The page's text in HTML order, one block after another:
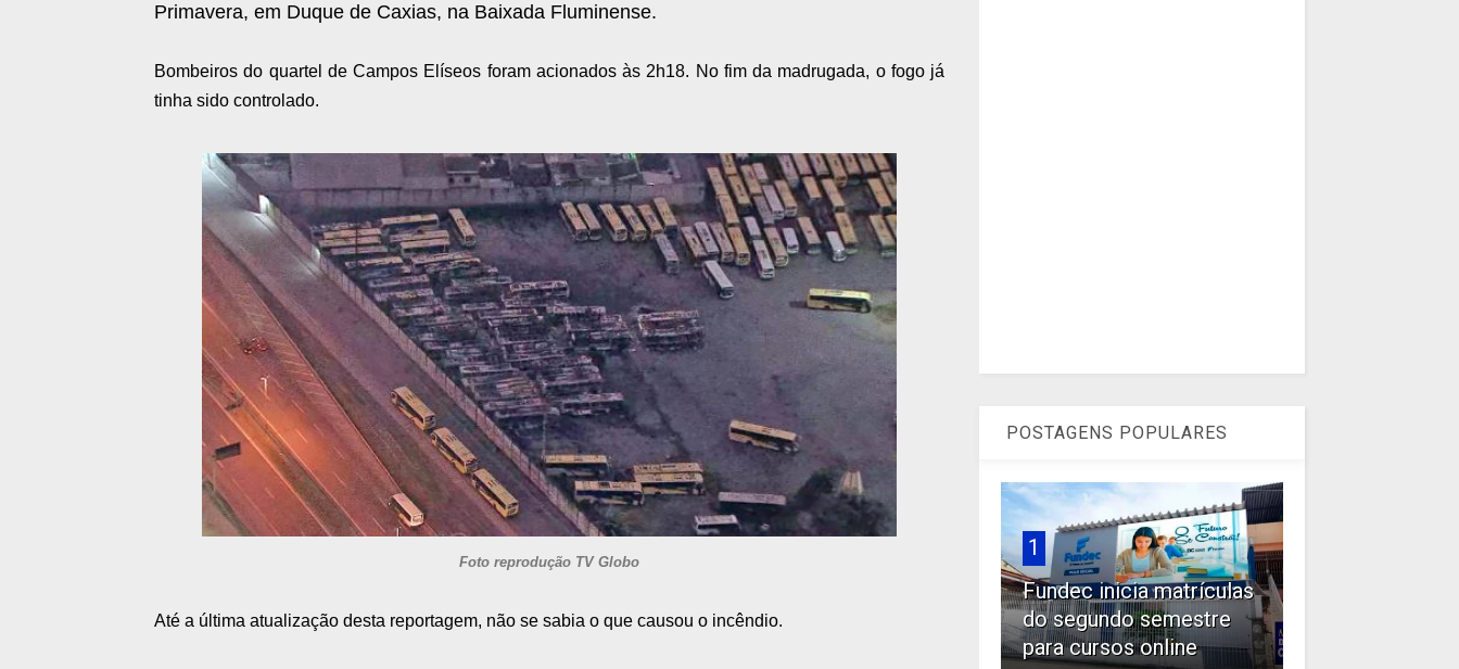
Primavera, em Duque de Caxias, na Baixada Fluminense.
Bombeiros do quartel de Campos Elíseos foram acionados às 2h18. No fim da madrugada, o fogo já
tinha sido controlado.
Foto reprodução TV Globo
Até a última atualização desta reportagem, não se sabia o que causou o incêndio.
POSTAGENS POPULARES
1
Fundec inicia matrículas
do segundo semestre
para cursos online